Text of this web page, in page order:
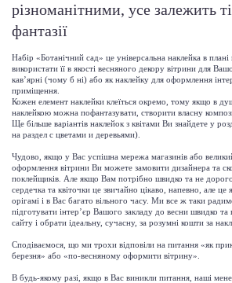
різноманітними, усе залежить
фантазії
Набір «Ботанічний сад» це універсальна наклейка в
використати її в якості весняного декору вітрини для
кав’ярні (чому б ні) або як наклейку для оформлення
приміщення.
Кожен елемент наклейки клеїться окремо, тому якщо в
наклейкою можна пофантазувати, створити власну
Ще більше варіантів наклейок з квітами Ви знайдете у
на раздел с цветами и деревьями).
Чудово, якщо у Вас успішна мережа магазинів або
оформлення вітрини Ви можете замовити дизайнера та
поклейщиків. Але якщо Вам потрібно швидко та не
сердечка та квіточки це звичайно цікаво, напевно, але
орігамі і в Вас багато вільного часу. Ми все ж таки
підготувати інтер’єр Вашого закладу до весни швидко та
сайту і обрати ідеальну, сучасну, за розумні кошти за
Сподіваємося, що ми трохи відповіли на питання «як
березня» або «по-весняному оформити вітрину».
В будь-якому разі, якщо в Вас виникли питання, наші